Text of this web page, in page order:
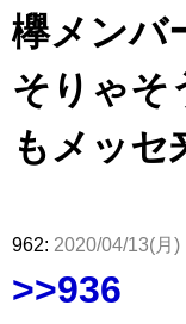
欅メンバ
そりゃそ
もメッセ
962: 2020/04/13(月
>>936